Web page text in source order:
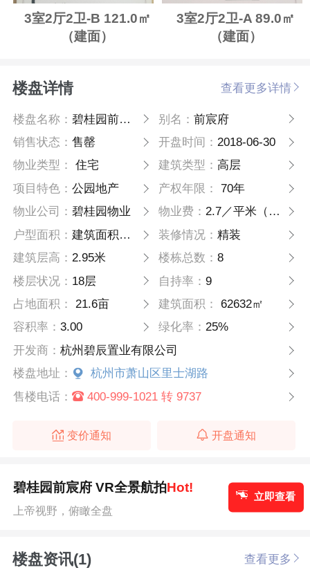
3室2厅2卫-B 121.0㎡
（建面）
3室2厅2卫-A 89.0㎡
（建面）
楼盘详情 查看更多详情
楼盘名称： 碧桂园前宸府 别名： 前宸府
销售状态：售罄 开盘时间： 2018-06-30
物业类型：
住宅 建筑类型： 高层
项目特色：公园地产 产权年限：
70年
物业公司：碧桂园物业 物业费： 2.7／平米（不含能耗）
户型面积：建筑面积约89—121—139 装修情况： 精装
建筑层高：2.95米 楼栋总数： 8
楼层状况： 18层 自持率： 9
占地面积：
21.6亩 建筑面积：
62632㎡
容积率：3.00 绿化率： 25%
开发商：杭州碧辰置业有限公司
楼盘地址：
杭州市萧山区里士湖路
售楼电话：
400-999-1021 转 9737
变价通知 开盘通知
碧桂园前宸府 VR全景航拍Hot!
上帝视野，俯瞰全盘
立即查看
楼盘资讯(1) 查看更多